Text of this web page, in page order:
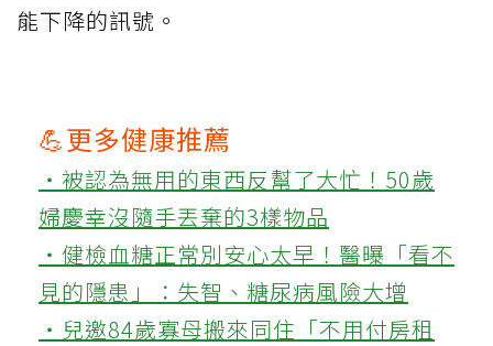
能下降的訊號。
💪更多健康推薦
‧被認為無用的東西反幫了大忙！50歲
婦慶幸沒隨手丟棄的3樣物品
‧健檢血糖正常別安心太早！醫曝「看不
見的隱患」：失智、糖尿病風險大增
‧兒邀84歲寡母搬來同住「不用付房租